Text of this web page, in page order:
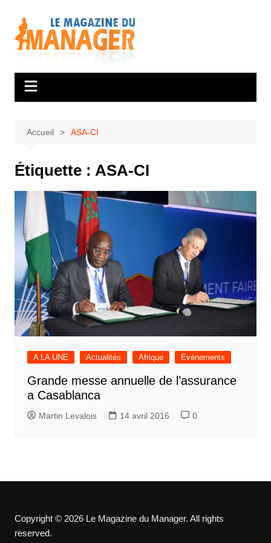
contenu
Accueil ASA-CI
Étiquette : ASA-CI
A LA UNE Actualités Afrique Evénements
Grande messe annuelle de l’assurance
a Casablanca
Martin Levalois 14 avril 2016 0
Copyright © 2026 Le Magazine du Manager. All rights
reserved.